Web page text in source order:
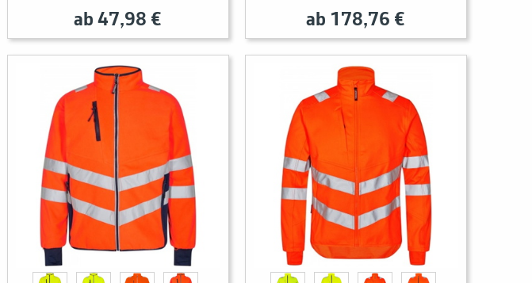
ab 47,98 € ab 178,76 €